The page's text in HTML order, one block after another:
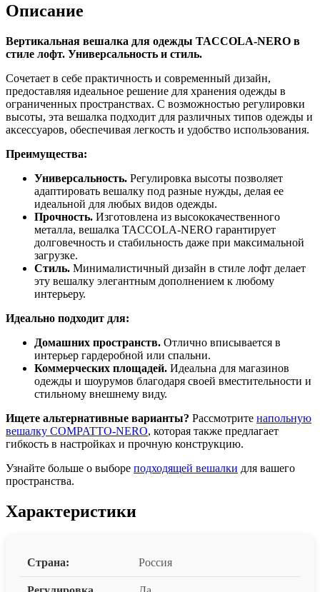
Описание
Вертикальная вешалка для одежды TACCOLA-NERO в
стиле лофт. Универсальность и стиль.
Сочетает в себе практичность и современный дизайн,
предоставляя идеальное решение для хранения одежды в
ограниченных пространствах. С возможностью регулировки
высоты, эта вешалка подходит для различных типов одежды и
аксессуаров, обеспечивая легкость и удобство использования.
Преимущества:
Универсальность. Регулировка высоты позволяет
адаптировать вешалку под разные нужды, делая ее
идеальной для любых видов одежды.
Прочность. Изготовлена из высококачественного
металла, вешалка TACCOLA-NERO гарантирует
долговечность и стабильность даже при максимальной
загрузке.
Стиль. Минималистичный дизайн в стиле лофт делает
эту вешалку элегантным дополнением к любому
интерьеру.
Идеально подходит для:
Домашних пространств. Отлично вписывается в
интерьер гардеробной или спальни.
Коммерческих площадей. Идеальна для магазинов
одежды и шоурумов благодаря своей вместительности и
стильному внешнему виду.
Ищете альтернативные варианты? Рассмотрите напольную
вешалку COMPATTO-NERO, которая также предлагает
гибкость в настройках и прочную конструкцию.
Узнайте больше о выборе подходящей вешалки для вашего
пространства.
Характеристики
Страна: Россия